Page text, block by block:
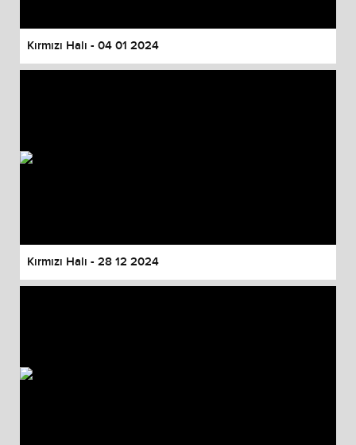
Kırmızı Halı - 04 01 2024
Kırmızı Halı - 28 12 2024